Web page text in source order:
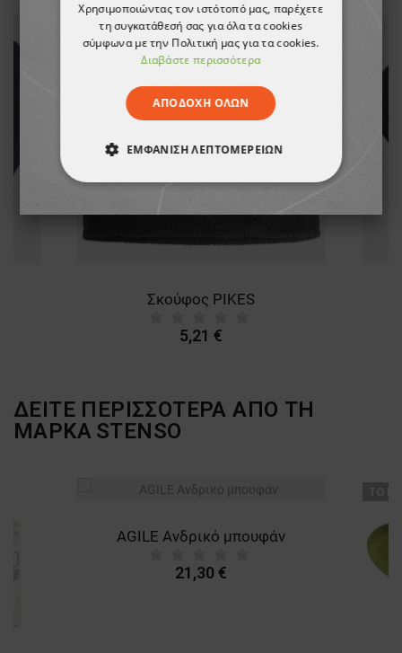
Σκούφος PIKES
5,21 €
ΔΕΙΤΕ ΠΕΡΙΣΣΟΤΕΡΑ ΑΠΟ ΤΗ
ΜΑΡΚΑ STENSO
AGILE Ανδρικό μπουφάν
21,30 €
Χρησιμοποιώντας τον ιστότοπό μας, παρέχετε
τη συγκατάθεσή σας για όλα τα cookies
σύμφωνα με την Πολιτική μας για τα cookies.
Διαβάστε περισσότερα
ΑΠΟΔΟΧΉ ΌΛΩΝ
ΕΜΦΆΝΙΣΗ ΛΕΠΤΟΜΕΡΕΙΏΝ
ΑΠΟΛΎΤΩΣ ΑΠΑΡΑΊΤΗΤΑ